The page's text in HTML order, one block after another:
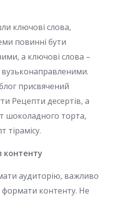
ключові слова,
повинні бути
а ключові слова –
присвячений
Рецепти десертів, а
шоколадного торта,
тірамісу.
контенту
аудиторію, важливо
формати контенту. Не